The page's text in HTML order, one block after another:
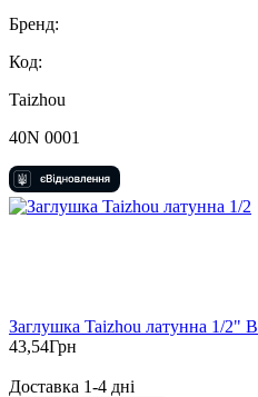
Бренд:
Код:
Taizhou
40N 0001
Заглушка Taizhou латунна 1/2" В
43,54Грн
Доставка 1-4 дні